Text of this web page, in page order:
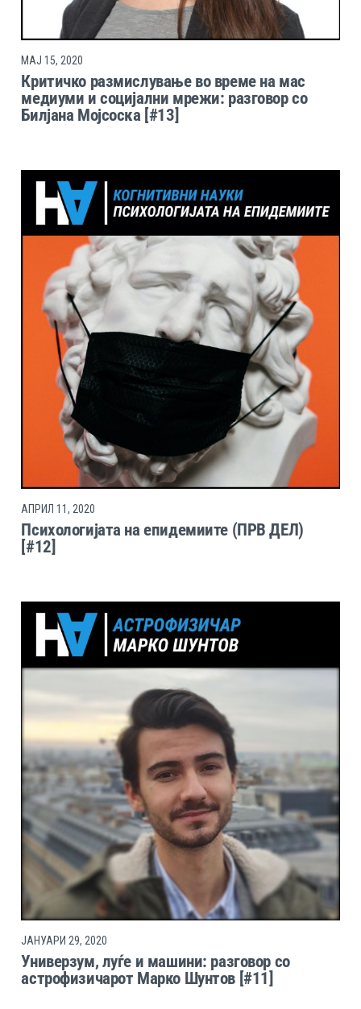
МАЈ 15, 2020
Критичко размислување во време на мас
медиуми и социјални мрежи: разговор со
Билјана Мојсоска [#13]
АПРИЛ 11, 2020
Психологијата на епидемиите (ПРВ ДЕЛ)
[#12]
ЈАНУАРИ 29, 2020
Универзум, луѓе и машини: разговор со
астрофизичарот Марко Шунтов [#11]